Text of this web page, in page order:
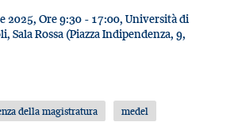
2025, Ore 9:30 - 17:00, Università di
Sala Rossa (Piazza Indipendenza, 9,
della magistratura
medel